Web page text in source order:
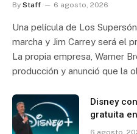
By Staff 6 agosto, 2026
Una película de Los
marcha y Jim Carrey será el
La propia empresa, Warner
producción y anunció que la
Disney
gratuita
6 agosto,